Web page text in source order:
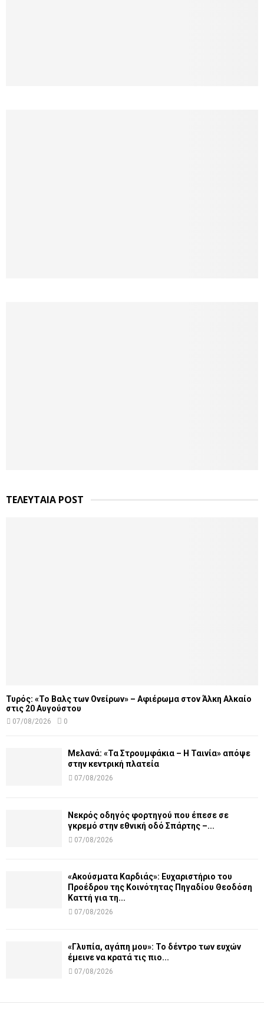
ΤΕΛΕΥΤΑΙΑ POST
Τυρός: «Το Βαλς των Ονείρων» – Αφιέρωμα στον Άλκη Αλκαίο
στις 20 Αυγούστου
07/08/2026 0
Μελανά: «Τα Στρουμφάκια – Η Ταινία» απόψε
στην κεντρική πλατεία
07/08/2026
Νεκρός οδηγός φορτηγού που έπεσε σε
γκρεμό στην εθνική οδό Σπάρτης –...
07/08/2026
«Ακούσματα Καρδιάς»: Ευχαριστήριο του
Προέδρου της Κοινότητας Πηγαδίου Θεοδόση
Καττή για τη...
07/08/2026
«Γλυπία, αγάπη μου»: Το δέντρο των ευχών
έμεινε να κρατά τις πιο...
07/08/2026